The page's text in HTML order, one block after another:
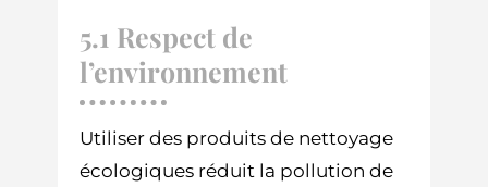
5.1 Respect de
l’environnement
Utiliser des produits de nettoyage
écologiques réduit la pollution de